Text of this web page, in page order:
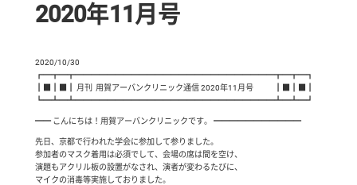
2020年11月号
2020/10/30
┏━┳━┳━━━━━━━━━━━━━━━━━━━━━━━━━┳━┳━┓
┃■┃■┃ 月刊 用賀アーバンクリニック通信 2020年11月号 ┃■┃■┃
┗━┻━┻━━━━━━━━━━━━━━━━━━━━━━━━━┻━┻━┛
━━ こんにちは！用賀アーバンクリニックです。 ━━━━━━━━━━━
先日、京都で行われた学会に参加して参りました。
参加者のマスク着用は必須でして、会場の席は間を空け、
演題もアクリル板の設置がなされ、演者が変わるたびに、
マイクの消毒等実施しておりました。